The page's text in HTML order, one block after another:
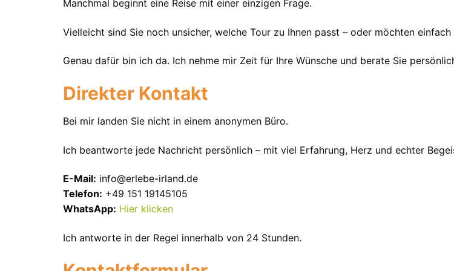
Manchmal beginnt eine Reise mit einer einzigen Frage.
Vielleicht sind Sie noch unsicher, welche Tour zu Ihnen passt – oder möchten
Genau dafür bin ich da. Ich nehme mir Zeit für Ihre Wünsche und berate Sie
Direkter Kontakt
Bei mir landen Sie nicht in einem anonymen Büro.
Ich beantworte jede Nachricht persönlich – mit viel Erfahrung, Herz und echter
E-Mail: info@erlebe-irland.de
Telefon: +49 151 19145105
WhatsApp: Hier klicken
Ich antworte in der Regel innerhalb von 24 Stunden.